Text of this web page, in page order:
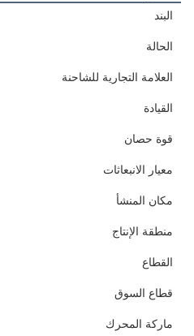
البند
الحالة
العلامة التجارية للشاحنة
القيادة
قوة حصان
معيار الانبعاثات
مكان المنشأ
منطقة الإنتاج
القطاع
قطاع السوق
ماركة المحرك